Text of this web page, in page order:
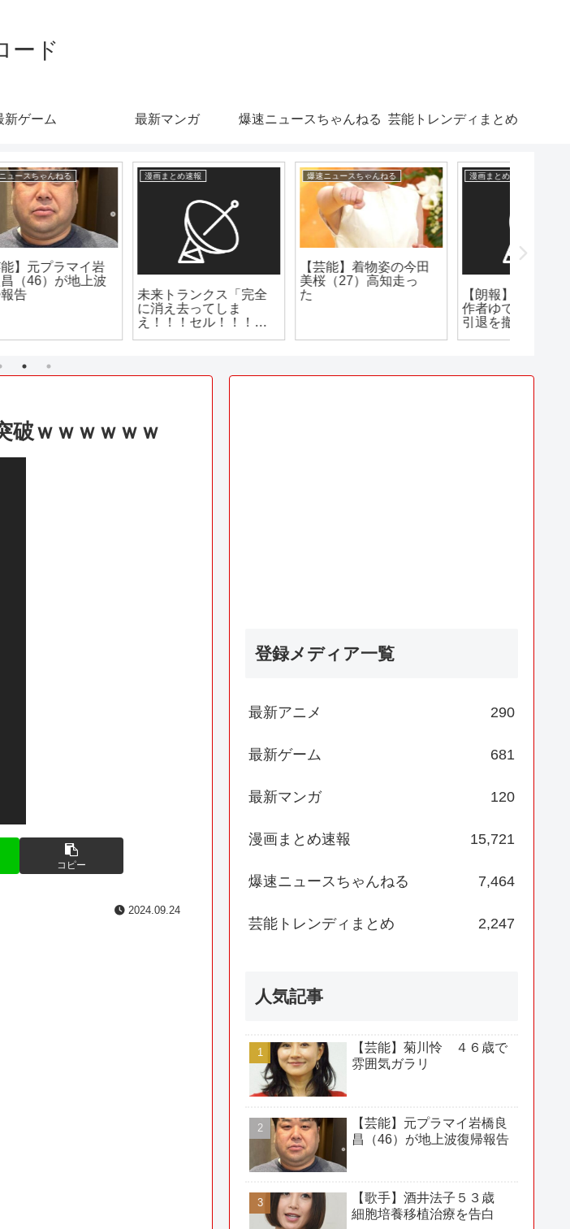
ード
新ゲーム 最新マンガ 爆速ニュースちゃんねる 芸能トレンディまとめ
爆速ニュースちゃんねる
【芸能】着物姿の今田
美桜（27）高知走っ
【朗報】キン肉マンの
作者ゆでたまごさん、
引退を撤回
爆速ニュースちゃんねる
【芸能】ドランク鈴木
（48）実は「北条家の
破ｗｗｗｗｗｗ
コピー
2024.09.24
登録メディア一覧
最新アニメ 290
最新ゲーム 681
最新マンガ 120
漫画まとめ速報 15,721
爆速ニュースちゃんねる 7,464
芸能トレンディまとめ 2,247
人気記事
【芸能】菊川怜 ４６歳で
雰囲気ガラリ
【芸能】元プラマイ岩橋良
昌（46）が地上波復帰報告
【歌手】酒井法子５３歳
細胞培養移植治療を告白